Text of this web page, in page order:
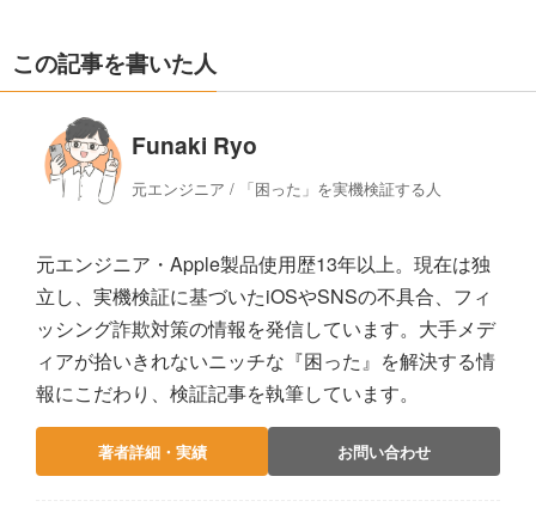
この記事を書いた人
Funaki Ryo
元エンジニア / 「困った」を実機検証する人
元エンジニア・Apple製品使用歴13年以上。現在は独
立し、実機検証に基づいたiOSやSNSの不具合、フィ
ッシング詐欺対策の情報を発信しています。大手メデ
ィアが拾いきれないニッチな『困った』を解決する情
報にこだわり、検証記事を執筆しています。
著者詳細・実績 お問い合わせ